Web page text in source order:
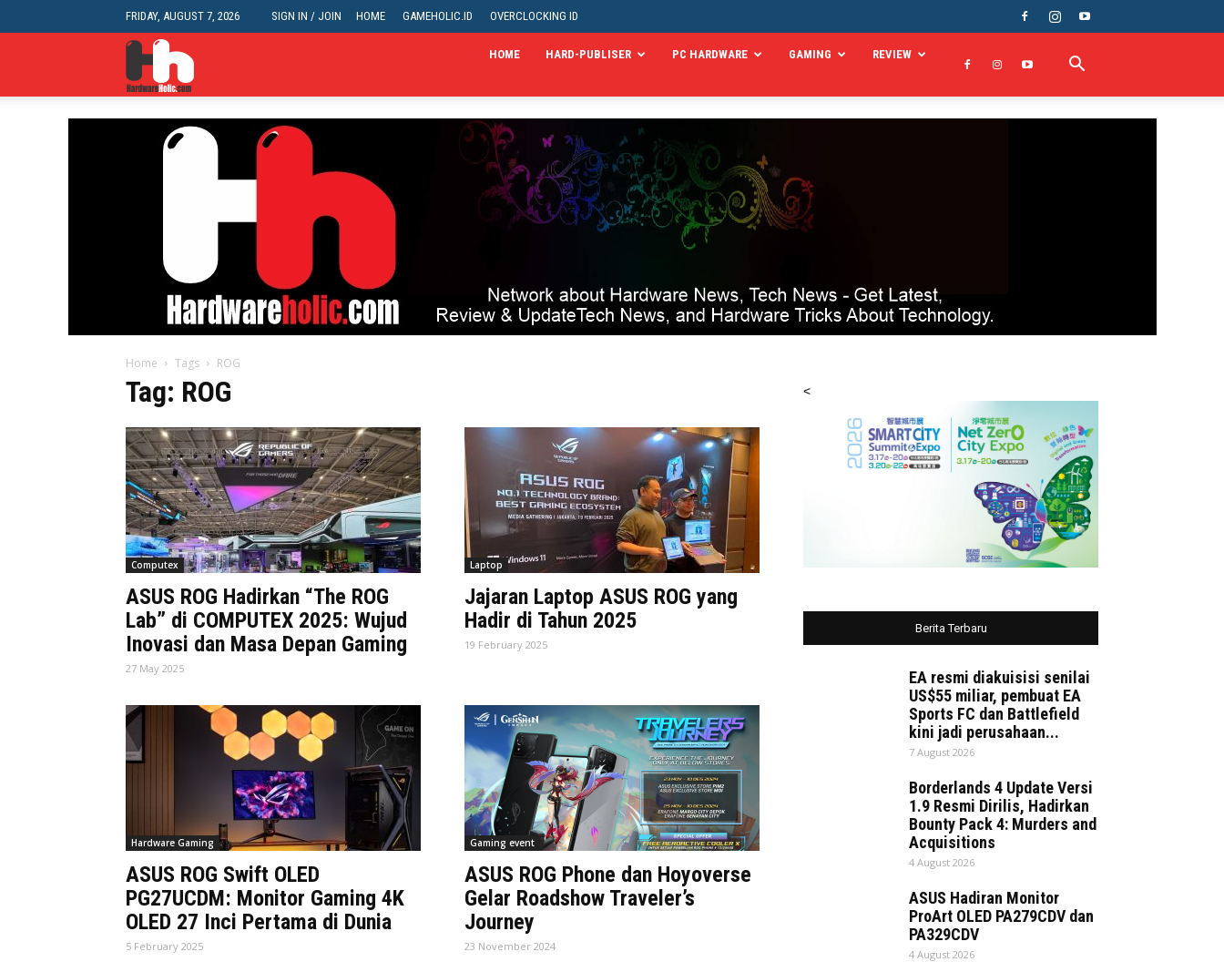
FRIDAY, AUGUST 7, 2026 SIGN IN / JOIN HOME GAMEHOLIC.ID OVERCLOCKING ID
HardwareHolic.com
HOME HARD-PUBLISER PC HARDWARE GAMING REVIEW
Home Tags ROG
Tag: ROG
Computex
ASUS ROG Hadirkan “The ROG
Lab” di COMPUTEX 2025: Wujud
Inovasi dan Masa Depan Gaming
27 May 2025
Laptop
Jajaran Laptop ASUS ROG yang
Hadir di Tahun 2025
19 February 2025
Hardware Gaming
ASUS ROG Swift OLED
PG27UCDM: Monitor Gaming 4K
OLED 27 Inci Pertama di Dunia
5 February 2025
Gaming event
ASUS ROG Phone dan Hoyoverse
Gelar Roadshow Traveler’s
Journey
23 November 2024
<
Berita Terbaru
EA resmi diakuisisi senilai
US$55 miliar, pembuat EA
Sports FC dan Battlefield
kini jadi perusahaan...
7 August 2026
Borderlands 4 Update Versi
1.9 Resmi Dirilis, Hadirkan
Bounty Pack 4: Murders and
Acquisitions
4 August 2026
ASUS Hadiran Monitor
ProArt OLED PA279CDV dan
PA329CDV
4 August 2026